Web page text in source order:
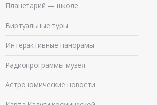
Планетарий — школе
Виртуальные туры
Интерактивные панорамы
Радиопрограммы музея
Астрономические новости